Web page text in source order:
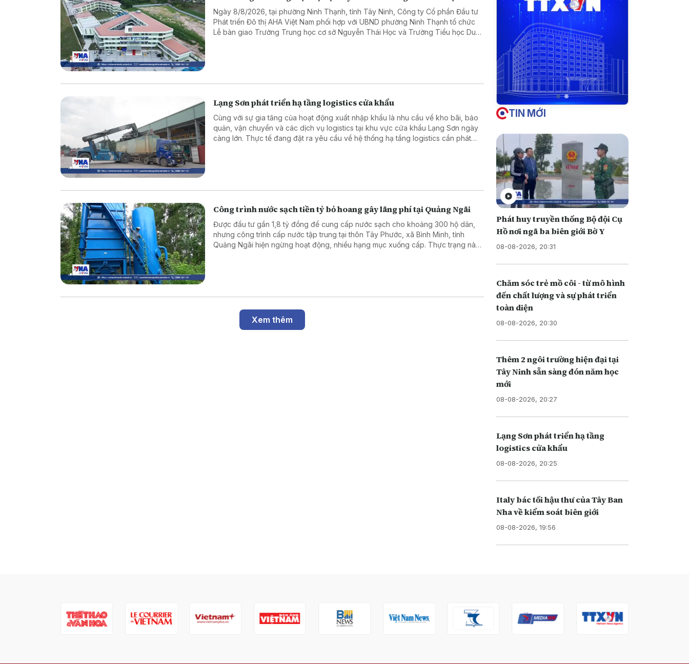
Ngày 8/8/2026, tại phường Ninh Thạnh, tỉnh Tây Ninh, Công ty Cổ phần Đầu tư
Phát triển Đô thị AHA Việt Nam phối hợp với UBND phường Ninh Thạnh tổ chức
Lễ bàn giao Trường Trung học cơ sở Nguyễn Thái Học và Trường Tiểu học Duy
Lạng Sơn phát triển hạ tầng logistics cửa khẩu
Cùng với sự gia tăng của hoạt động xuất nhập khẩu là nhu cầu về kho bãi, bảo
quản, vận chuyển và các dịch vụ logistics tại khu vực cửa khẩu Lạng Sơn ngày
càng lớn. Thực tế đang đặt ra yêu cầu về hệ thống hạ tầng logistics cần phát
Công trình nước sạch tiền tỷ bỏ hoang gây lãng phí tại Quảng Ngãi
Được đầu tư gần 1,8 tỷ đồng để cung cấp nước sạch cho khoảng 300 hộ dân,
nhưng công trình cấp nước tập trung tại thôn Tây Phước, xã Bình Minh, tỉnh
Quảng Ngãi hiện ngừng hoạt động, nhiều hạng mục xuống cấp. Thực trạng này
Xem thêm
TIN MỚI
Phát huy truyền thống Bộ đội Cụ
Hồ nơi ngã ba biên giới Bờ Y
08-08-2026, 20:31
Chăm sóc trẻ mồ côi - từ mô hình
đến chất lượng và sự phát triển
toàn diện
08-08-2026, 20:30
Thêm 2 ngôi trường hiện đại tại
Tây Ninh sẵn sàng đón năm học
mới
08-08-2026, 20:27
Lạng Sơn phát triển hạ tầng
logistics cửa khẩu
08-08-2026, 20:25
Italy bác tối hậu thư của Tây Ban
Nha về kiểm soát biên giới
08-08-2026, 19:56